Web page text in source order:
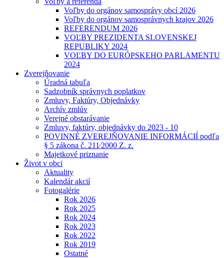
Voľby do orgánov samosprávy obcí 2026
Voľby do orgánov samosprávnych krajov 2026
REFERENDUM 2026
VOĽBY PREZIDENTA SLOVENSKEJ
REPUBLIKY 2024
VOĽBY DO EURÓPSKEHO PARLAMENTU
2024
Zverejňovanie
Úradná tabuľa
Sadzobník správnych poplatkov
Zmluvy, Faktúry, Objednávky
Archív zmlúv
Verejné obstarávanie
Zmluvy, faktúry, objednávky do 2023 - 10
POVINNÉ ZVEREJŇOVANIE INFORMÁCIÍ podľa
§ 5 zákona č. 211⁄2000 Z. z.
Majetkové priznanie
Život v obci
Aktuality
Kalendár akcií
Fotogalérie
Rok 2026
Rok 2025
Rok 2024
Rok 2023
Rok 2022
Rok 2019
Ostatné